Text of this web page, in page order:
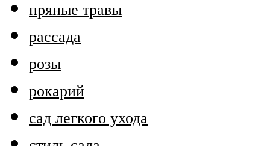
пряные травы
рассада
розы
рокарий
сад легкого ухода